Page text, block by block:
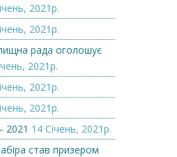
2021р.
2021р.
рада оголошує
2021р.
2021р.
2021р.
2021 14 Січень, 2021р.
став призером